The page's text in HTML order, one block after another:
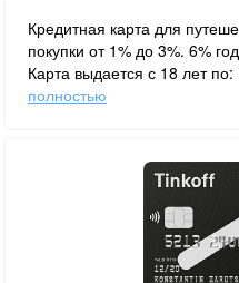
Кредитная карта для
покупки от 1% до 3%. 6%
Карта выдается с 18 лет
полностью